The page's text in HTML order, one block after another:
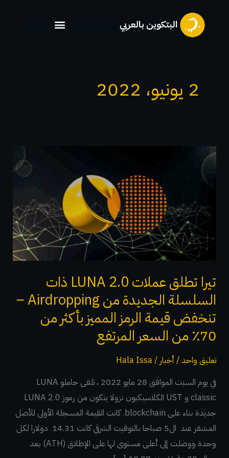
2 يونيو، 2022
تيرا تطلق عملات LUNA 2.0 ذات
السلسلة الجديدة من Airdropping –
تنخفض قيمة الرمز المميز بأكثر من
70٪ من السعر المرتفع
تعليق واحد/أخبار /
Hala Issa
في يوم السبت الموافق 28 مايو 2022 ، تلقى حاملو LUNA
classic و UST الكلاسيكيون نزولا يتكون من رموز LUNA 2.0
جديدة بناء على blockchain. كانت القيمة المسجلة الأولى للأصل
المشفر عند ال5 صباحا بالتوقيت الشرقي كانت 14.31 دولارا لكل
وحدة ووصلت إلى أعلى مستوى لها على الإطلاق (ATH) بعد
تيرا
تطلق
عملات
LUNA
2.0
السلسلة
الجديدة
من
Airdropping
–
تنخفض
قيمة
المميز
بأكثر
من
70٪
من
السعر